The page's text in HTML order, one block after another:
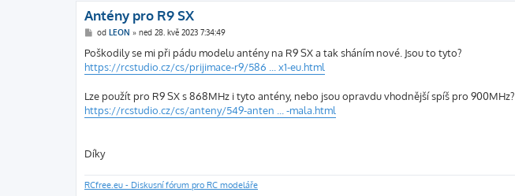
Antény pro R9 SX
P
í
s
p
e
k
od LEON » ned 28. kvě 2023 7:34:49
Poškodily se mi při pádu modelu antény na R9 SX a tak sháním nové. Jsou to tyto?
https://rcstudio.cz/cs/prijimace-r9/586 ... x1-eu.html
Lze použít pro R9 SX s 868MHz i tyto antény, nebo jsou opravdu vhodnější spíš pro 900MHz?
https://rcstudio.cz/cs/anteny/549-anten ... -mala.html
Díky
RCfree.eu - Diskusní fórum pro RC modeláře